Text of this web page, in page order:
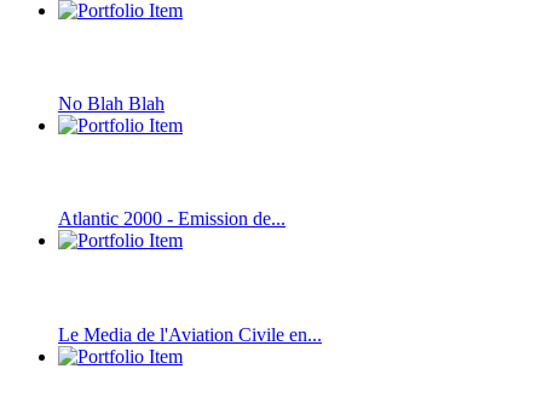
No Blah Blah
Atlantic 2000 - Emission de...
Le Media de l'Aviation Civile en...